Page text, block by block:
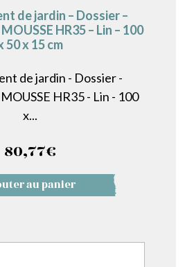
de jardin – Dossier –
HR35 – Lin – 100
50 x 15 cm
de jardin - Dossier -
HR35 - Lin - 100
x...
80,77€
au panier